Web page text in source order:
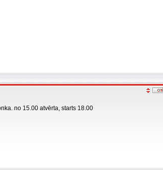
no 15.00 atvērta, starts 18.00